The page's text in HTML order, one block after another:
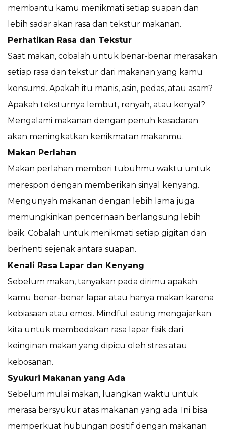
membantu kamu menikmati setiap suapan dan
lebih sadar akan rasa dan tekstur makanan.
Perhatikan Rasa dan Tekstur
Saat makan, cobalah untuk benar-benar merasakan
setiap rasa dan tekstur dari makanan yang kamu
konsumsi. Apakah itu manis, asin, pedas, atau asam?
Apakah teksturnya lembut, renyah, atau kenyal?
Mengalami makanan dengan penuh kesadaran
akan meningkatkan kenikmatan makanmu.
Makan Perlahan
Makan perlahan memberi tubuhmu waktu untuk
merespon dengan memberikan sinyal kenyang.
Mengunyah makanan dengan lebih lama juga
memungkinkan pencernaan berlangsung lebih
baik. Cobalah untuk menikmati setiap gigitan dan
berhenti sejenak antara suapan.
Kenali Rasa Lapar dan Kenyang
Sebelum makan, tanyakan pada dirimu apakah
kamu benar-benar lapar atau hanya makan karena
kebiasaan atau emosi. Mindful eating mengajarkan
kita untuk membedakan rasa lapar fisik dari
keinginan makan yang dipicu oleh stres atau
kebosanan.
Syukuri Makanan yang Ada
Sebelum mulai makan, luangkan waktu untuk
merasa bersyukur atas makanan yang ada. Ini bisa
memperkuat hubungan positif dengan makanan